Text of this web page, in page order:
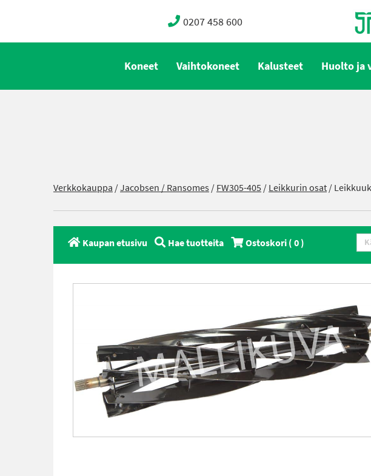
0207 458 600
Koneet Vaihtokoneet Kalusteet Huolto ja
Verkkokauppa /Jacobsen / Ransomes /FW305-405 /Leikkurin osat/
Kaupan etusivu Hae tuotteita Ostoskori (0)